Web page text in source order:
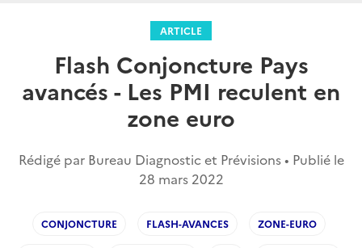
ARTICLE
Flash Conjoncture Pays
avancés - Les PMI reculent en
zone euro
Rédigé par Bureau Diagnostic et Prévisions • Publié le
28 mars 2022
CONJONCTURE FLASH-AVANCES ZONE-EURO